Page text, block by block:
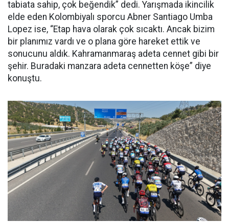
tabiata sahip, çok beğendik” dedi. Yarışmada ikincilik
elde eden Kolombiyalı sporcu Abner Santiago Umba
Lopez ise, “Etap hava olarak çok sıcaktı. Ancak bizim
bir planımız vardı ve o plana göre hareket ettik ve
sonucunu aldık. Kahramanmaraş adeta cennet gibi bir
şehir. Buradaki manzara adeta cennetten köşe” diye
konuştu.